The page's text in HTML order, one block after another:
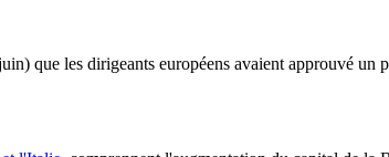
que les dirigeants européens avaient approuvé